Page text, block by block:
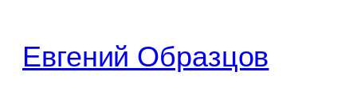
содержимому
Евгений Образцов